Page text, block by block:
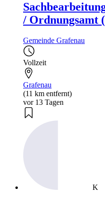
/ Ordnungsamt
Gemeinde Grafenau
Vollzeit
Grafenau
(11 km entfernt)
vor 13 Tagen
K